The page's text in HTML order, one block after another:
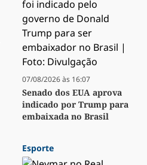
07/08/2026 às 16:07
Senado dos EUA aprova
indicado por Trump para
embaixada no Brasil
Esporte